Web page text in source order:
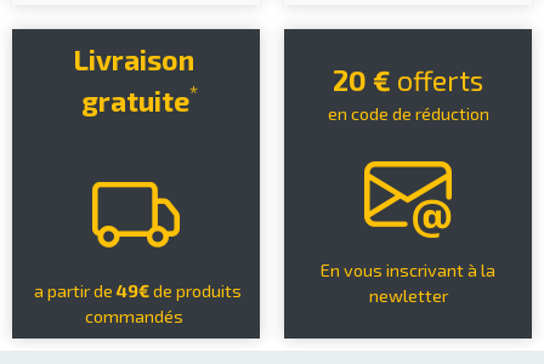
Livraison
gratuite*
a partir de 49€de produits
commandés
20 € offerts
en code de réduction
En vous inscrivant à la
newletter